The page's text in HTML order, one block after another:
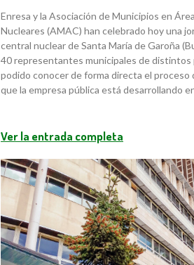
Enresa y la Asociación de Municipios en
Nucleares (AMAC) han celebrado hoy una
central nuclear de Santa María de Garoña
40 representantes municipales de distintos
podido conocer de forma directa el proceso
que la empresa pública está desarrollando
Ver la entrada completa